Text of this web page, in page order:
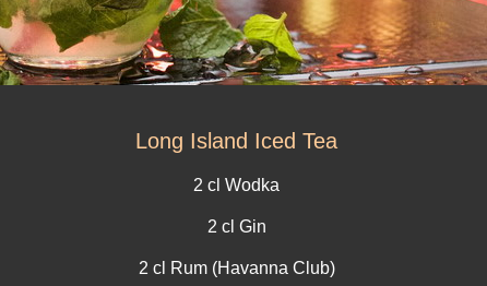
Long Island Iced Tea
2 cl Wodka
2 cl Gin
2 cl Rum (Havanna Club)